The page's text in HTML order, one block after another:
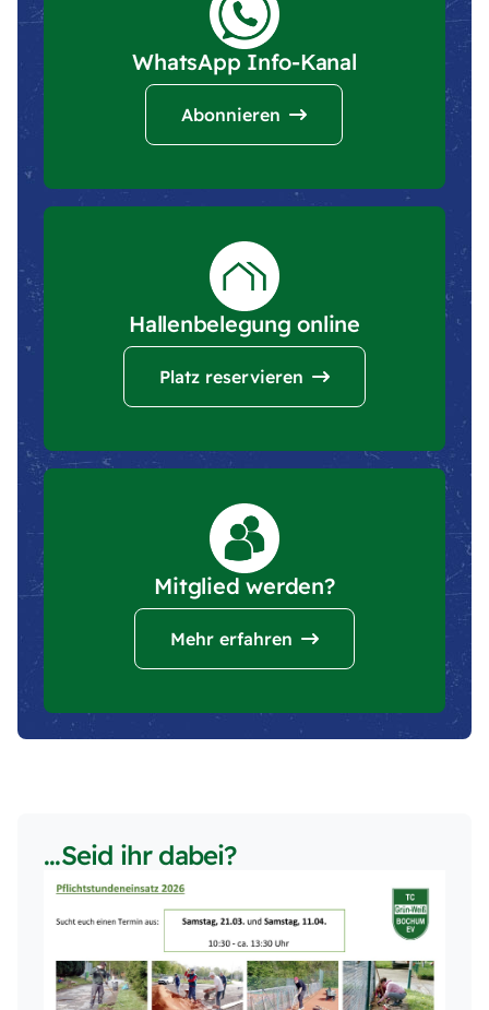
WhatsApp Info-Kanal
Abonnieren
Hallenbelegung online
Platz reservieren
Mitglied werden?
Mehr erfahren
...Seid ihr dabei?